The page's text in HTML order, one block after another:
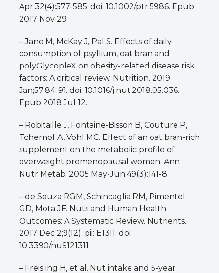
Apr;32(4):577-585. doi: 10.1002/ptr.5986. Epub
2017 Nov 29.
– Jane M, McKay J, Pal S. Effects of daily
consumption of psyllium, oat bran and
polyGlycopleX on obesity-related disease risk
factors: A critical review. Nutrition. 2019
Jan;57:84-91. doi: 10.1016/j.nut.2018.05.036.
Epub 2018 Jul 12.
– Robitaille J, Fontaine-Bisson B, Couture P,
Tchernof A, Vohl MC. Effect of an oat bran-rich
supplement on the metabolic profile of
overweight premenopausal women. Ann
Nutr Metab. 2005 May-Jun;49(3):141-8.
– de Souza RGM, Schincaglia RM, Pimentel
GD, Mota JF. Nuts and Human Health
Outcomes: A Systematic Review. Nutrients.
2017 Dec 2;9(12). pii: E1311. doi:
10.3390/nu9121311.
– Freisling H, et al. Nut intake and 5-year